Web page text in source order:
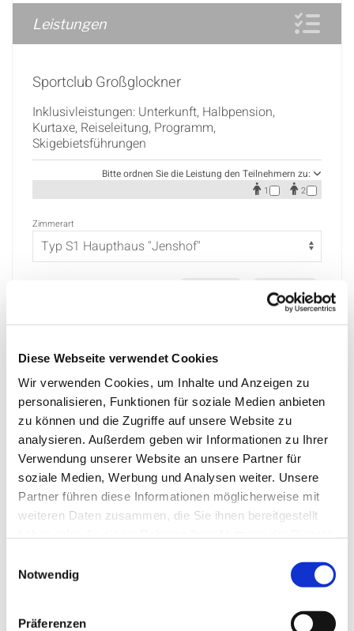
Diese Webseite verwendet Cookies
Wir verwenden Cookies, um Inhalte und Anzeigen zu
personalisieren, Funktionen für soziale Medien anbieten
zu können und die Zugriffe auf unsere Website zu
analysieren. Außerdem geben wir Informationen zu Ihrer
Verwendung unserer Website an unsere Partner für
soziale Medien, Werbung und Analysen weiter. Unsere
Partner führen diese Informationen möglicherweise mit
weiteren Daten zusammen, die Sie ihnen bereitgestellt
Notwendig
Präferenzen
Leistungen
Sportclub Großglockner
Inklusivleistungen: Unterkunft, Halbpension,
Kurtaxe, Reiseleitung, Programm,
Skigebietsführungen
Bitte ordnen Sie die Leistung den Teilnehmern zu:
1 2
Zimmerart
WENIGER
Skipass Großglockner 6 Tage
Skipass Großglockner 7 Tage
Busanreise
Busabreise
Eigenanreise
Gutschein